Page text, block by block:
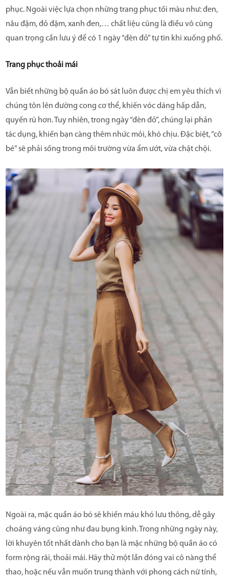
phục. Ngoài việc lựa chọn những trang phục tối màu như: đen,
nâu đậm, đỏ đậm, xanh đen,… chất liệu cũng là điều vô cùng
quan trọng cần lưu ý để có 1 ngày “đèn đỏ” tự tin khi xuống phố.
Trang phục thoải mái
Vẫn biết những bộ quần áo bó sát luôn được chị em yêu thích vì
chúng tôn lên đường cong cơ thể, khiến vóc dáng hấp dẫn,
quyến rũ hơn. Tuy nhiên, trong ngày “đèn đỏ”, chúng lại phản
tác dụng, khiến bạn càng thêm nhức mỏi, khó chịu. Đặc biệt, “cô
bé” sẽ phải sống trong môi trường vừa ẩm ướt, vừa chật chội.
Ngoài ra, mặc quần áo bó sẽ khiến máu khó lưu thông, dễ gây
choáng váng cũng như đau bụng kinh. Trong những ngày này,
lời khuyên tốt nhất dành cho bạn là mặc những bộ quần áo có
form rộng rãi, thoải mái. Hãy thử một lần đóng vai cô nàng thể
thao, hoặc nếu vẫn muốn trung thành với phong cách nữ tính,